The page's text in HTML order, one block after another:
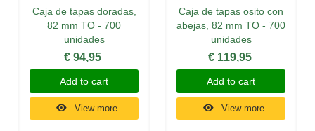
Caja de tapas doradas,
82 mm TO - 700
unidades
€ 94,95
Add to cart
View more
Caja de tapas osito con
abejas, 82 mm TO - 700
unidades
€ 119,95
Add to cart
View more